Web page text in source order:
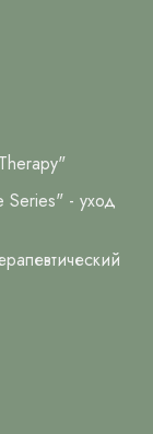
Series" - уход